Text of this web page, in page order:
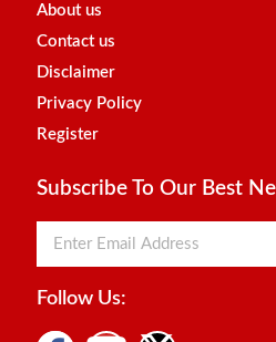
About us
Contact us
Disclaimer
Privacy Policy
Register
Subscribe To Our Best
Follow Us: